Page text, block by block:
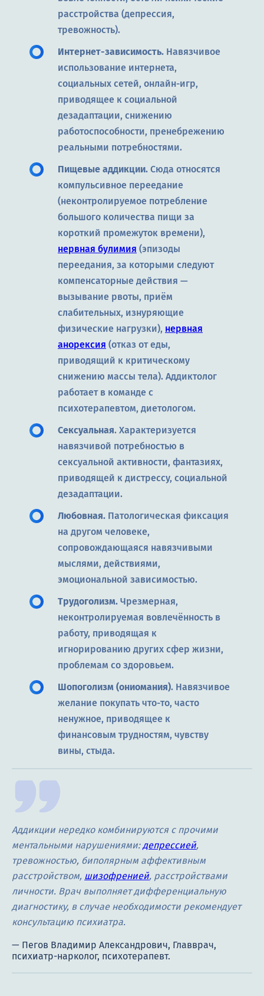
расстройства (депрессия,
тревожность).
Интернет-зависимость. Навязчивое
использование интернета,
социальных сетей, онлайн-игр,
приводящее к социальной
дезадаптации, снижению
работоспособности, пренебрежению
реальными потребностями.
Пищевые аддикции. Сюда относятся
компульсивное переедание
(неконтролируемое потребление
большого количества пищи за
короткий промежуток времени),
нервная булимия (эпизоды
переедания, за которыми следуют
компенсаторные действия —
вызывание рвоты, приём
слабительных, изнуряющие
физические нагрузки), нервная
анорексия (отказ от еды,
приводящий к критическому
снижению массы тела). Аддиктолог
работает в команде с
психотерапевтом, диетологом.
Сексуальная. Характеризуется
навязчивой потребностью в
сексуальной активности, фантазиях,
приводящей к дистрессу, социальной
дезадаптации.
Любовная. Патологическая фиксация
на другом человеке,
сопровождающаяся навязчивыми
мыслями, действиями,
эмоциональной зависимостью.
Трудоголизм. Чрезмерная,
неконтролируемая вовлечённость в
работу, приводящая к
игнорированию других сфер жизни,
проблемам со здоровьем.
Шопоголизм (ониомания). Навязчивое
желание покупать что-то, часто
ненужное, приводящее к
финансовым трудностям, чувству
вины, стыда.
Аддикции нередко комбинируются с прочими
ментальными нарушениями:депрессией,
тревожностью, биполярным аффективным
расстройством, шизофренией, расстройствами
личности. Врач выполняет дифференциальную
диагностику, в случае необходимости рекомендует
консультацию психиатра.